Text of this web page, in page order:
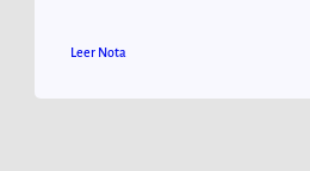
Leer Nota